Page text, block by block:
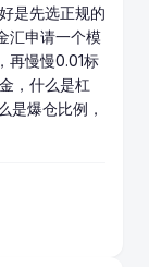
是先选正规的
汇申请一个模
再慢慢0.01标
，什么是杠
是爆仓比例，